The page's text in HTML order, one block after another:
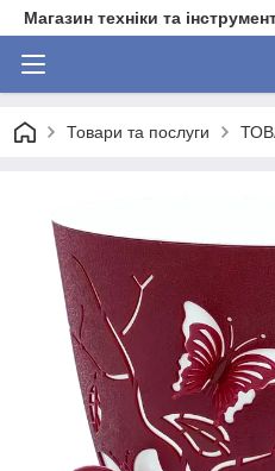
Магазин техніки та
Товари та послуги